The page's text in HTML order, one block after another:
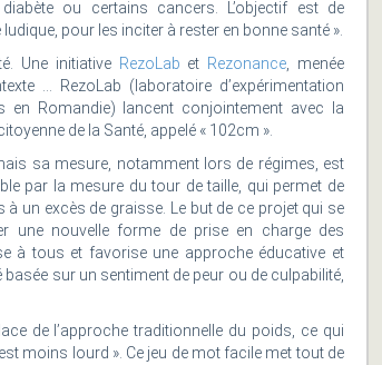
ou certains cancers. L’objectif est de
pour les inciter à rester en bonne santé ».
Une initiative RezoLab et Rezonance , menée
…
RezoLab (laboratoire d’expérimentation
en Romandie) lancent conjointement avec la
de la Santé, appelé « 102cm ».
sa mesure, notamment lors de régimes, est
par la mesure du tour de taille, qui permet de
un excès de graisse. Le but de ce projet qui se
une nouvelle forme de prise en charge des
à tous et favorise une approche éducative et
sur un sentiment de peur ou de culpabilité,
de l’approche traditionnelle du poids, ce qui
moins lourd ». Ce jeu de mot facile met tout de